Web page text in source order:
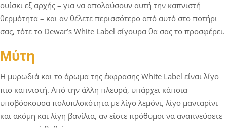
ουίσκι εξ αρχής – για να απολαύσουν αυτή την καπνιστή
θερμότητα – και αν θέλετε περισσότερο από αυτό στο ποτήρι
σας, τότε το Dewar’s White Label σίγουρα θα σας το προσφέρει.
Μύτη
Η μυρωδιά και το άρωμα της έκφρασης White Label είναι λίγο
πιο καπνιστή. Από την άλλη πλευρά, υπάρχει κάποια
υποβόσκουσα πολυπλοκότητα με λίγο λεμόνι, λίγο μανταρίνι
και ακόμη και λίγη βανίλια, αν είστε πρόθυμοι να αναπνεύσετε